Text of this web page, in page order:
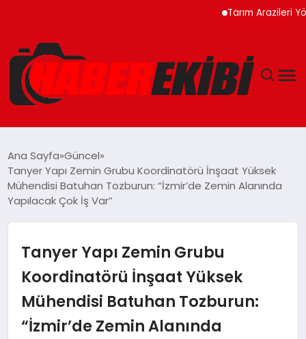
Tarım Arazileri
GÜNCEL
EKONOMI
MAGAZIN
SAĞLIK
Ana Sayfa Güncel
Tanyer Yapı Zemin Grubu Koordinatörü İnşaat Yüksek
Mühendisi Batuhan Tozburun: “İzmir’de Zemin Alanında
Yapılacak Çok İş Var”
Tanyer Yapı Zemin Grubu
Koordinatörü İnşaat Yüksek
Mühendisi Batuhan Tozburun:
“İzmir’de Zemin Alanında